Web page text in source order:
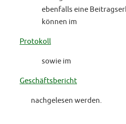
ebenfalls eine
können im
Protokoll
sowie im
Geschäftsbericht
nachgelesen werden.